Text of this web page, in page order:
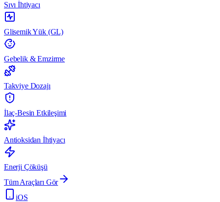
Sıvı İhtiyacı
Glisemik Yük (GL)
Gebelik & Emzirme
Takviye Dozajı
İlaç-Besin Etkileşimi
Antioksidan İhtiyacı
Enerji Çöküşü
Tüm Araçları Gör
iOS